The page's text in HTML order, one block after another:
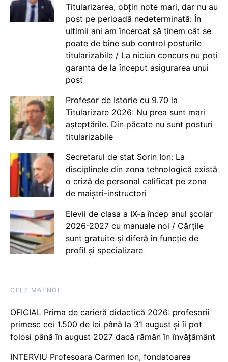
Titularizarea, obțin note mari, dar nu au
post pe perioadă nedeterminată: În
ultimii ani am încercat să ținem cât se
poate de bine sub control posturile
titularizabile / La niciun concurs nu poți
garanta de la început asigurarea unui
post
Profesor de Istorie cu 9.70 la
Titularizare 2026: Nu prea sunt mari
așteptările. Din păcate nu sunt posturi
titularizabile
Secretarul de stat Sorin Ion: La
disciplinele din zona tehnologică există
o criză de personal calificat pe zona
de maiștri-instructori
Elevii de clasa a IX-a încep anul școlar
2026-2027 cu manuale noi / Cărțile
sunt gratuite și diferă în funcție de
profil și specializare
CELE MAI NOI
OFICIAL Prima de carieră didactică 2026: profesorii
primesc cei 1.500 de lei până la 31 august și îi pot
folosi până în august 2027 dacă rămân în învățământ
INTERVIU Profesoara Carmen Ion, fondatoarea